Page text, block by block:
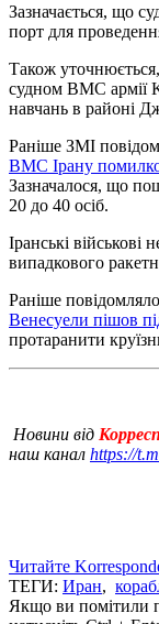
Зазначається, що
порт для
Також
судном ВМС армії
навчань в районі
Раніше ЗМІ
ВМС Ірану
Зазначалося, що
20 до 40 осіб.
Іранські
випадкового
Раніше
Венесуели пішов
протаранити
Новини від
наш канал https://
Читайте
ТЕГИ: Иран,
Якщо ви помітили